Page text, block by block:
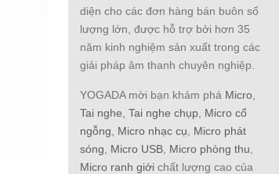
diện cho các đơn hàng bán buôn số
lượng lớn, được hỗ trợ bởi hơn 35
năm kinh nghiệm sản xuất trong các
giải pháp âm thanh chuyên nghiệp.
YOGADA mời bạn khám phá Micro,
Tai nghe, Tai nghe chụp, Micro cổ
ngỗng, Micro nhạc cụ, Micro phát
sóng, Micro USB, Micro phòng thu,
Micro ranh giới chất lượng cao của